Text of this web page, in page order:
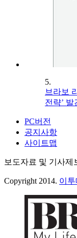
5.
브라보
전략’ 발
PC버전
공지사항
사이트맵
보도자료 및 기사제
Copyright 2014. 이투